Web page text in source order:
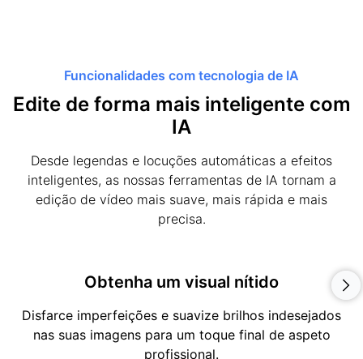
Funcionalidades com tecnologia de IA
Edite de forma mais inteligente com
IA
Desde legendas e locuções automáticas a efeitos
inteligentes, as nossas ferramentas de IA tornam a
edição de vídeo mais suave, mais rápida e mais
precisa.
Obtenha um visual nítido
Disfarce imperfeições e suavize brilhos indesejados
nas suas imagens para um toque final de aspeto
profissional.